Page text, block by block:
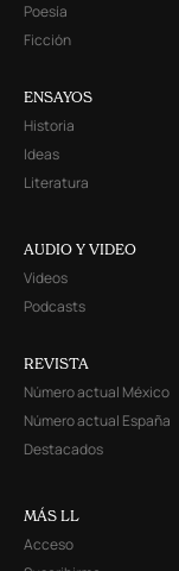
Poesía
Ficción
ENSAYOS
Historia
Ideas
Literatura
AUDIO Y VIDEO
Videos
Podcasts
REVISTA
Número actual México
Número actual España
Destacados
MÁS LL
Acceso